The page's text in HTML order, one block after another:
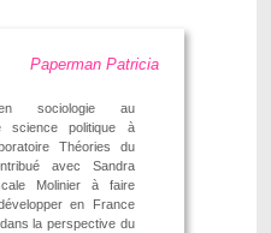
Paperman Patricia
sociologie au
science politique à
Théories du
avec Sandra
Molinier à faire
en France
la perspective du